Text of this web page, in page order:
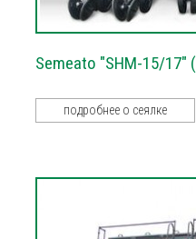
Semeato "SHM-15/17"
подробнее о сеялке